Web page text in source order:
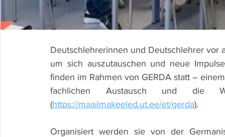
Deutschlehrerinnen und Deutschlehrer vor
um sich auszutauschen und neue
finden im Rahmen von GERDA statt –
fachlichen Austausch und die
(https://maailmakeeled.ut.ee/et/gerda).
Organisiert werden sie von der